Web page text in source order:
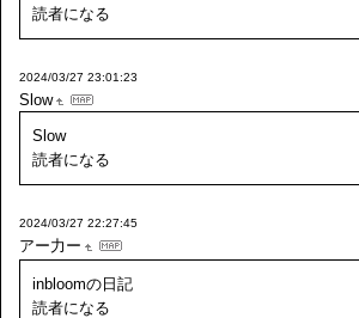
読者になる
2024/03/27 23:01:23
Slow
Slow
読者になる
2024/03/27 22:27:45
アー力ー
inbloomの日記
読者になる